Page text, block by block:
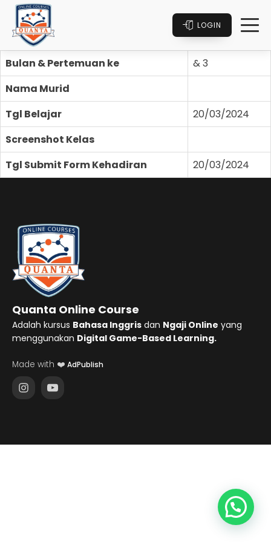
LOGIN
Bulan & Pertemuan ke
& 3
Nama Murid
Tgl Belajar
20/03/2024
Screenshot Kelas
Tgl Submit Form Kehadiran
20/03/2024
Quanta Online Course
Adalah kursus Bahasa Inggris dan Ngaji Online yang
menggunakan Digital Game-Based Learning.
Made with ❤️ AdPublish